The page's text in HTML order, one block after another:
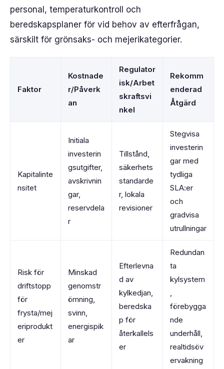
personal, temperaturkontroll och
beredskapsplaner för vid behov av efterfrågan,
särskilt för grönsaks- och mejerikategorier.
Faktor
Kostnade
r/Påverk
an
Regulator
isk/Arbet
skraftsvi
nkel
Rekomm
enderad
Åtgärd
Kapitalinte
nsitet
Initiala
investerin
gsutgifter,
avskrivnin
gar,
reservdela
r
Tillstånd,
säkerhets
standarde
r, lokala
revisioner
Stegvisa
investerin
gar med
tydliga
SLA:er
och
gradvisa
utrullningar
Risk för
driftstopp
för
frysta/mej
eriprodukt
er
Minskad
genomstr
ömning,
svinn,
energispik
ar
Efterlevna
d av
kylkedjan,
beredska
p för
återkallels
er
Redundan
ta
kylsystem
,
förebygga
nde
underhåll,
realtidsöv
ervakning